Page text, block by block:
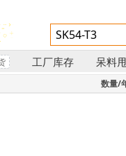
工厂库存 呆料
数量/